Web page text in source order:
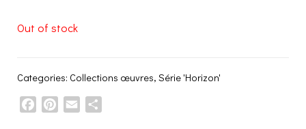
Out of stock
Categories: Collections œuvres,Série 'Horizon'
FacebookPinterest
Email